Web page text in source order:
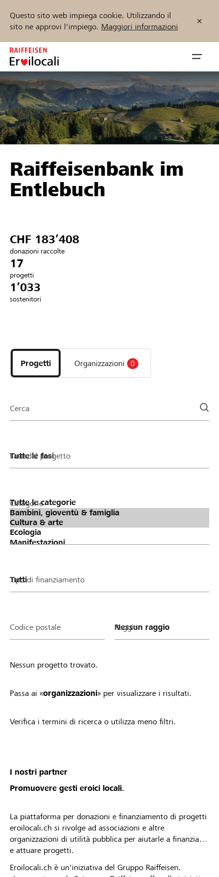
Questo sito web impiega cookie. Utilizzando il
sito ne approvi l'impiego. Maggiori informazioni
Zum
Inhalt
springen
öffnen
Sostenere
Aiuto & supporto
Collegarsi
Trova progetti e organizzazioni
Inizia ora
DE FR IT
Raiffeisenbank im
Entlebuch
CHF 183’408
donazioni raccolte
17
progetti
1’033
sostenitori
i
progetti
e
della
Progetti Organizzazioni 0
Cerca
Fase del progetto
Categorie
Tipo di finanziamento
Codice postale Raggio
Nessun progetto trovato.
Passa ai «organizzazioni» per visualizzare i risultati.
Verifica i termini di ricerca o utilizza meno filtri.
I nostri partner
Promuovere gesti eroici locali.
La piattaforma per donazioni e finanziamento di progetti
eroilocali.ch si rivolge ad associazioni e altre
organizzazioni di utilità pubblica per aiutarle a finanziare
e attuare progetti.
Eroilocali.ch è un'iniziativa del Gruppo Raiffeisen.